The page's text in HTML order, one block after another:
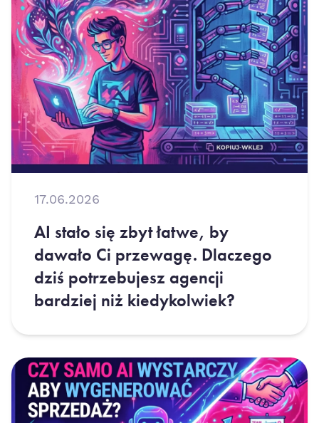
17.06.2026
AI stało się zbyt łatwe, by
dawało Ci przewagę. Dlaczego
dziś potrzebujesz agencji
bardziej niż kiedykolwiek?